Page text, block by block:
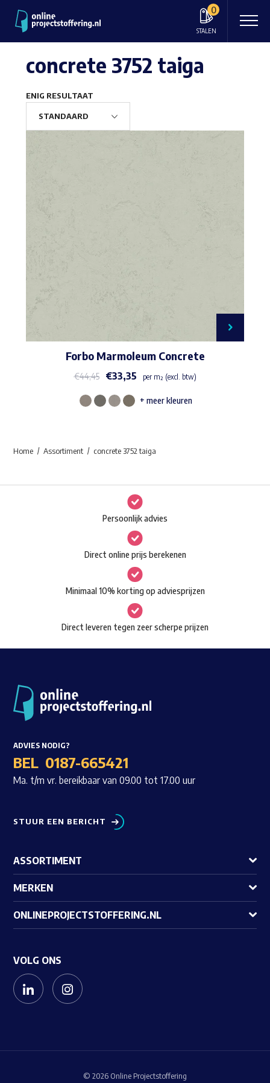
0
STALEN
Waar ben je naar op zoek?
concrete 3752 taiga
ENIG RESULTAAT
Forbo Marmoleum Concrete
€44,45 €33,35 per m² (excl. btw)
Dit
meerdere
Deze
optie
kan
gekozen
worden
op
de
productpagina
+ meer kleuren
Home Assortiment concrete 3752 taiga
Persoonlijk advies
Direct online prijs berekenen
Minimaal 10% korting op adviesprijzen
Direct leveren tegen zeer scherpe prijzen
ADVIES NODIG?
BEL 0187-665421
Ma. t/m vr. bereikbaar van 09.00 tot 17.00 uur
STUUR EEN BERICHT
ASSORTIMENT
MERKEN
ONLINEPROJECTSTOFFERING.NL
VOLG ONS
© 2026 Online Projectstoffering